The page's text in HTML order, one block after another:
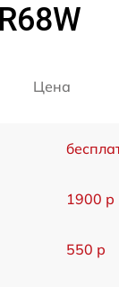
Цена
1900 р
550 р